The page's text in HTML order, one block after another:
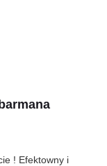
! Efektowny i